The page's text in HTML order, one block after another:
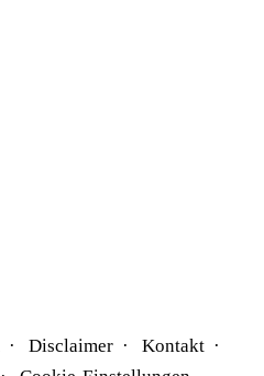
Disclaimer
Kontakt